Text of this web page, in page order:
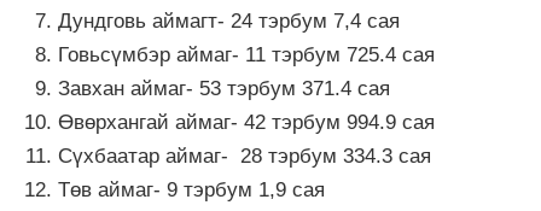
Дундговь аймагт- 24 тэрбум 7,4 сая
Говьсүмбэр аймаг- 11 тэрбум 725.4 сая
Завхан аймаг- 53 тэрбум 371.4 сая
Өвөрхангай аймаг- 42 тэрбум 994.9 сая
Сүхбаатар аймаг- 28 тэрбум 334.3 сая
Төв аймаг- 9 тэрбум 1,9 сая